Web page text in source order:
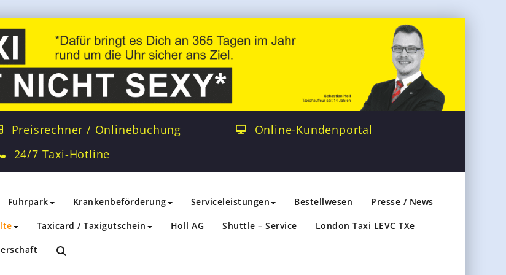
Preisrechner / Onlinebuchung
24/7 Taxi-Hotline
Online-Kundenportal
Fuhrpark Krankenbeförderung Serviceleistungen Bestellwesen Presse / News
Taxicard / Taxigutschein Holl AG Shuttle – Service London Taxi LEVC TXe